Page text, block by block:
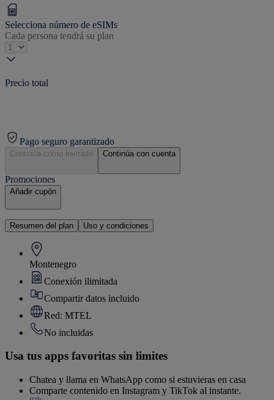
Selecciona número de eSIMs
Cada persona tendrá su plan
Precio total
Pago seguro garantizado
Continúa como invitado Continúa con cuenta
Promociones
Añadir cupón
Resumen del plan Uso y condiciones
Montenegro
Conexión ilimitada
Compartir datos incluido
Red: MTEL
No incluidas
Usa tus apps favoritas sin limites
Chatea y llama en WhatsApp como si estuvieras en casa
Comparte contenido en Instagram y TikTok al instante.